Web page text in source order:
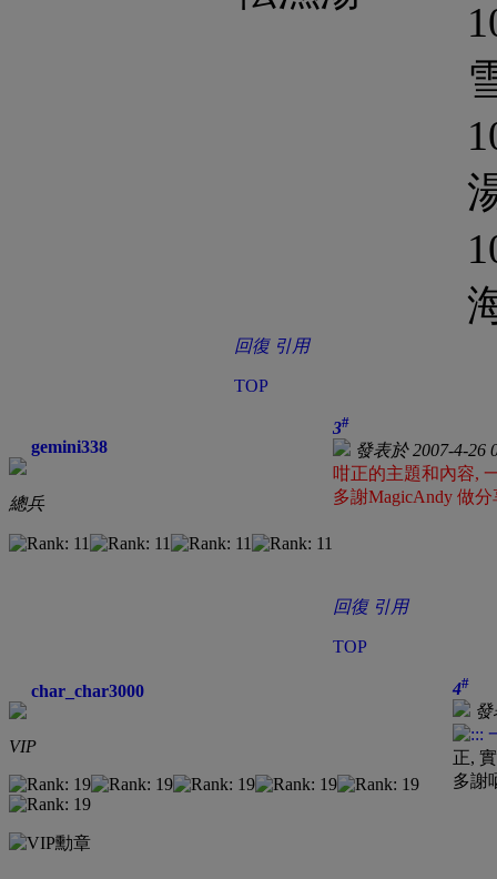
回復 引用
TOP
gemini338
總兵
3#
發表於 2007-4-26
咁正的主題和內容,
多謝MagicAndy 做分
回復 引用
TOP
char_char3000
VIP
4#
發
正,
多謝